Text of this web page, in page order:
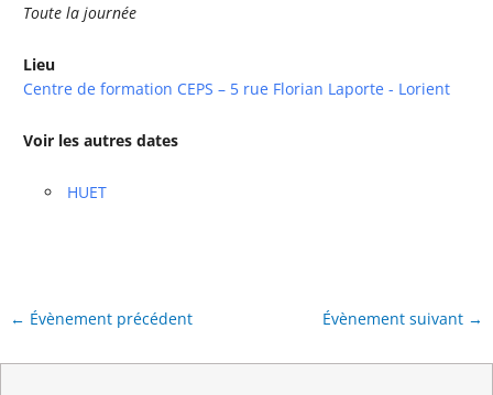
Toute la journée
Lieu
Centre de formation CEPS – 5 rue Florian Laporte - Lorient
Voir les autres dates
HUET
← Évènement précédent Évènement suivant →